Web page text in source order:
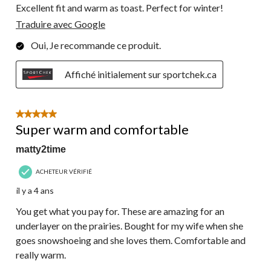
Excellent fit and warm as toast. Perfect for winter!
Traduire avec Google
Oui, Je recommande ce produit.
Affiché initialement sur sportchek.ca
5 étoile(s) sur 5.
Super warm and comfortable
matty2time
ACHETEUR VÉRIFIÉ
il y a 4 ans
You get what you pay for. These are amazing for an
underlayer on the prairies. Bought for my wife when she
goes snowshoeing and she loves them. Comfortable and
really warm.